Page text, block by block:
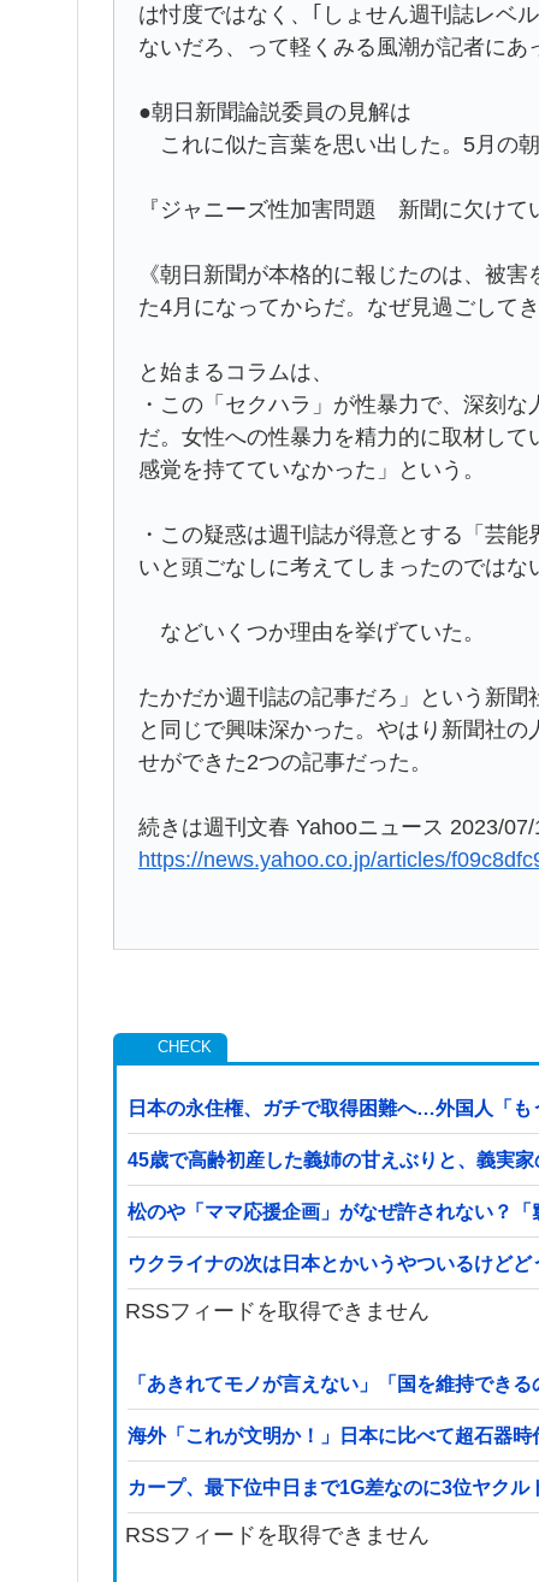
は忖度ではなく、｢しょせん週刊誌レベ
ないだろ、って軽くみる風潮が記者にあ
●朝日新聞論説委員の見解は
これに似た言葉を思い出した。5月の
『ジャニーズ性加害問題 新聞に欠け
《朝日新聞が本格的に報じたのは、被
た4月になってからだ。なぜ見過ごして
と始まるコラムは、
・この「セクハラ」が性暴力で、深刻
だ。女性への性暴力を精力的に取材し
感覚を持てていなかった」という。
・この疑惑は週刊誌が得意とする「芸
いと頭ごなしに考えてしまったのでは
などいくつか理由を挙げていた。
たかだか週刊誌の記事だろ」という新
と同じで興味深かった。やはり新聞社
せができた2つの記事だった。
続きは週刊文春 Yahooニュース 2023/
https://news.yahoo.co.jp/articles/
日本の永住権、ガチで取得困難へ…外国人「も
45歳で高齢初産した義姉の甘えぶりと、義実
松のや「ママ応援企画」がなぜ許されない？
ウクライナの次は日本とかいうやついるけど
RSSフィードを取得できません
「あきれてモノが言えない」「国を維持でき
海外「これが文明か！」日本に比べて超石器
カープ、最下位中日まで1G差なのに3位ヤク
RSSフィードを取得できません